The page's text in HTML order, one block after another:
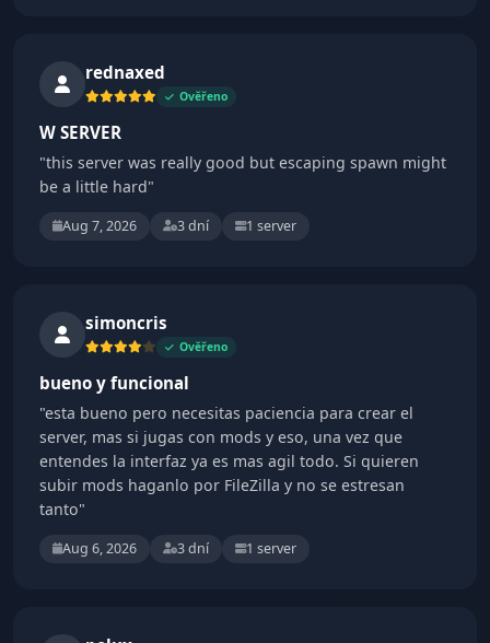
rednaxed
Ověřeno
W SERVER
"this server was really good but escaping spawn might
be a little hard"
Aug 7, 2026 3 dní 1 server
simoncris
Ověřeno
bueno y funcional
"esta bueno pero necesitas paciencia para crear el
server, mas si jugas con mods y eso, una vez que
entendes la interfaz ya es mas agil todo. Si quieren
subir mods haganlo por FileZilla y no se estresan
tanto"
Aug 6, 2026 3 dní 1 server